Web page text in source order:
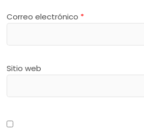
Correo electrónico *
Sitio web